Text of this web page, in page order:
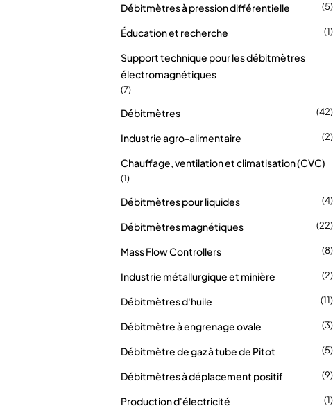
Débitmètres à pression différentielle (5)
Éducation et recherche (1)
Support technique pour les débitmètres
électromagnétiques
(7)
Débitmètres (42)
Industrie agro-alimentaire (2)
Chauffage, ventilation et climatisation (CVC)
(1)
Débitmètres pour liquides (4)
Débitmètres magnétiques (22)
Mass Flow Controllers (8)
Industrie métallurgique et minière (2)
Débitmètres d'huile (11)
Débitmètre à engrenage ovale (3)
Débitmètre de gaz à tube de Pitot (5)
Débitmètres à déplacement positif (9)
Production d'électricité (1)